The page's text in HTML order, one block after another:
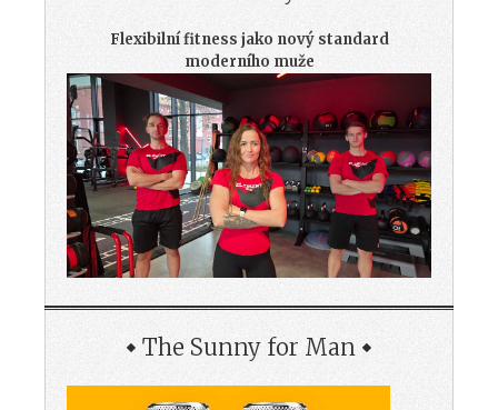
Flexibilní fitness jako nový standard
moderního muže
The Sunny for Man